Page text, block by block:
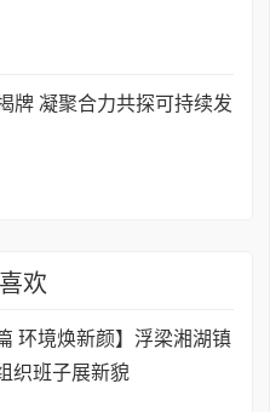
牌 凝聚合力共探可持续发
欢
环境焕新颜】浮梁湘湖镇
织班子展新貌